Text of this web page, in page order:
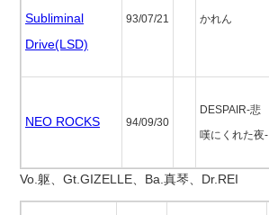
Subliminal
Drive(LSD)
93/07/21 かれん
NEO ROCKS 94/09/30
DESPAIR-悲
嘆にくれた夜-
Vo.躯、Gt.GIZELLE、Ba.真琴、Dr.REI